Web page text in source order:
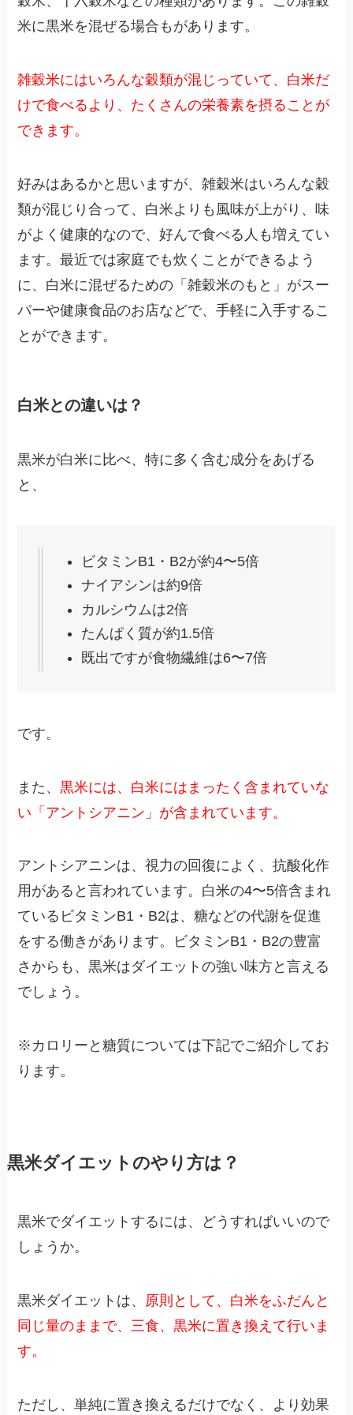
米に黒米を混ぜる場合もがあります。
雑穀米にはいろんな穀類が混じっていて、白米だ
けで食べるより、たくさんの栄養素を摂ることが
できます。
好みはあるかと思いますが、雑穀米はいろんな穀
類が混じり合って、白米よりも風味が上がり、味
がよく健康的なので、好んで食べる人も増えてい
ます。最近では家庭でも炊くことができるよう
に、白米に混ぜるための「雑穀米のもと」がスー
パーや健康食品のお店などで、手軽に入手するこ
とができます。
白米との違いは？
黒米が白米に比べ、特に多く含む成分をあげる
と、
ビタミンB1・B2が約4〜5倍
ナイアシンは約9倍
カルシウムは2倍
たんぱく質が約1.5倍
既出ですが食物繊維は6〜7倍
です。
また、黒米には、白米にはまったく含まれていな
い「アントシアニン」が含まれています。
アントシアニンは、視力の回復によく、抗酸化作
用があると言われています。白米の4〜5倍含まれ
ているビタミンB1・B2は、糖などの代謝を促進
をする働きがあります。ビタミンB1・B2の豊富
さからも、黒米はダイエットの強い味方と言える
でしょう。
※カロリーと糖質については下記でご紹介してお
ります。
黒米ダイエットのやり方は？
黒米でダイエットするには、どうすればいいので
しょうか。
黒米ダイエットは、 原則として、白米をふだんと
同じ量のままで、三食、黒米に置き換えて行いま
す。
ただし、単純に置き換えるだけでなく、より効果